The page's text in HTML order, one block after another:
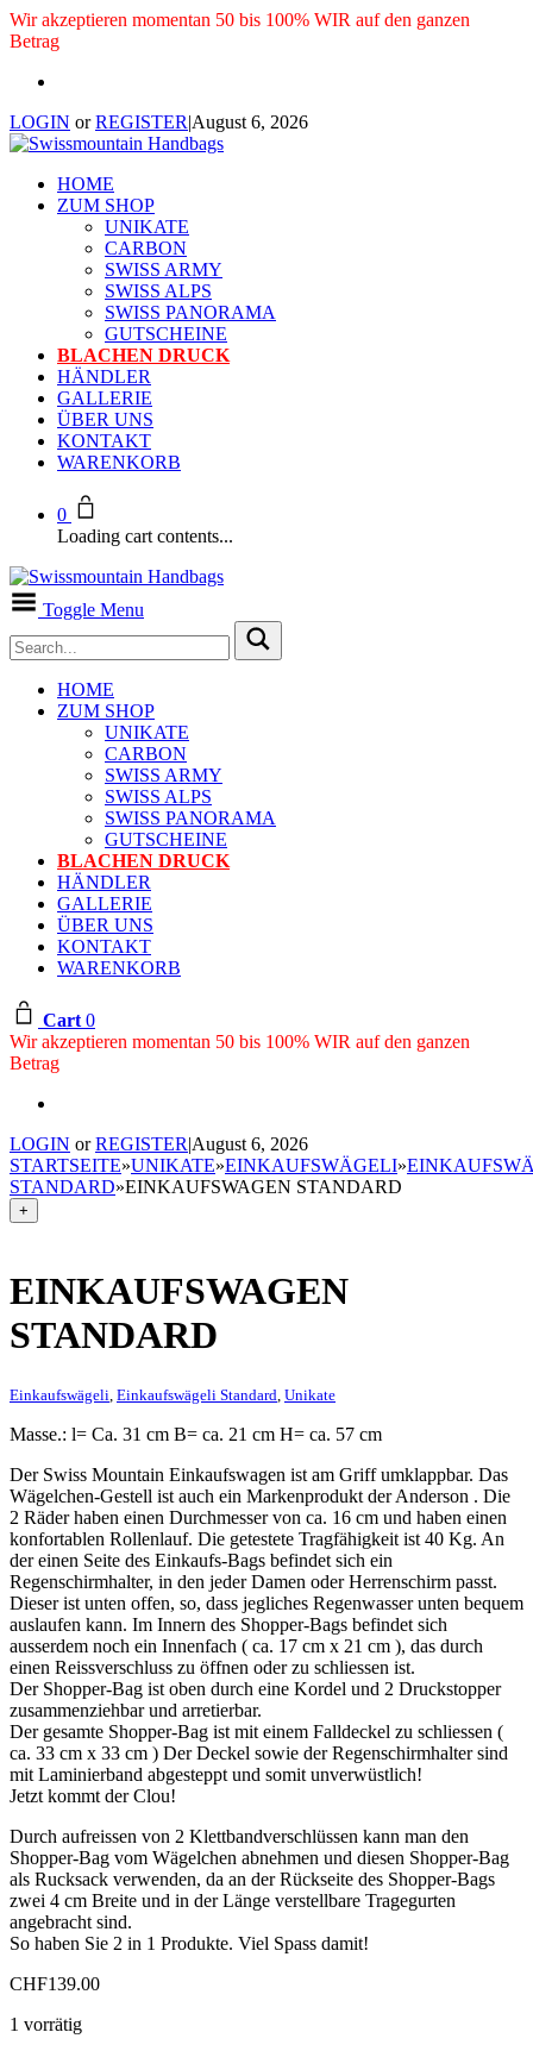
Wir akzeptieren momentan 50 bis 100% WIR auf den ganzen
Betrag
LOGIN orREGISTER|August 6, 2026
HOME
ZUM SHOP
UNIKATE
CARBON
SWISS ARMY
SWISS ALPS
SWISS PANORAMA
GUTSCHEINE
BLACHEN DRUCK
HÄNDLER
GALLERIE
ÜBER UNS
KONTAKT
WARENKORB
0
Loading cart contents...
Toggle Menu
HOME
ZUM SHOP
UNIKATE
CARBON
SWISS ARMY
SWISS ALPS
SWISS PANORAMA
GUTSCHEINE
BLACHEN DRUCK
HÄNDLER
GALLERIE
ÜBER UNS
KONTAKT
WARENKORB
Cart 0
Wir akzeptieren momentan 50 bis 100% WIR auf den ganzen
Betrag
LOGIN orREGISTER|August 6, 2026
STARTSEITE»UNIKATE»EINKAUFSWÄGELI»
STANDARD»EINKAUFSWAGEN STANDARD
+
EINKAUFSWAGEN
STANDARD
Einkaufswägeli Einkaufswägeli Standard Unikate
Masse.: l= Ca. 31 cm B= ca. 21 cm H= ca. 57 cm
Der Swiss Mountain Einkaufswagen ist am Griff umklappbar. Das
Wägelchen-Gestell ist auch ein Markenprodukt der Anderson . Die
2 Räder haben einen Durchmesser von ca. 16 cm und haben einen
konfortablen Rollenlauf. Die getestete Tragfähigkeit ist 40 Kg. An
der einen Seite des Einkaufs-Bags befindet sich ein
Regenschirmhalter, in den jeder Damen oder Herrenschirm passt.
Dieser ist unten offen, so, dass jegliches Regenwasser unten bequem
auslaufen kann. Im Innern des Shopper-Bags befindet sich
ausserdem noch ein Innenfach ( ca. 17 cm x 21 cm ), das durch
einen Reissverschluss zu öffnen oder zu schliessen ist.
Der Shopper-Bag ist oben durch eine Kordel und 2 Druckstopper
zusammenziehbar und arretierbar.
Der gesamte Shopper-Bag ist mit einem Falldeckel zu schliessen (
ca. 33 cm x 33 cm ) Der Deckel sowie der Regenschirmhalter sind
mit Laminierband abgesteppt und somit unverwüstlich!
Jetzt kommt der Clou!
Durch aufreissen von 2 Klettbandverschlüssen kann man den
Shopper-Bag vom Wägelchen abnehmen und diesen Shopper-Bag
als Rucksack verwenden, da an der Rückseite des Shopper-Bags
zwei 4 cm Breite und in der Länge verstellbare Tragegurten
angebracht sind.
So haben Sie 2 in 1 Produkte. Viel Spass damit!
CHF139.00
1 vorrätig